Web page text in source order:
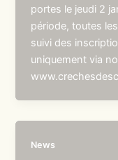
portes le jeudi 2
période, toutes
suivi des
uniquement via
News